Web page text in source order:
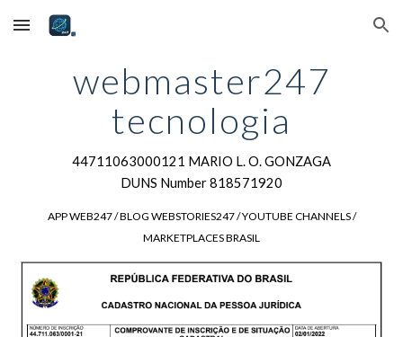
Skip to main content Skip to navigation
webmaster247
tecnologia
44711063000121 MARIO L. O. GONZAGA
DUNS Number 818571920
APP WEB247 / BLOG WEBSTORIES247 / YOUTUBE CHANNELS /
MARKETPLACES BRASIL